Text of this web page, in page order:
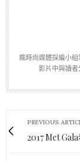
瘋時尚媒體採編小
影片中與讀者
PREVIOUS
2017 Met